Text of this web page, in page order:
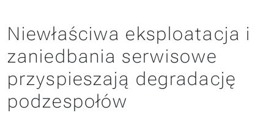
Niewłaściwa eksploatacja i
zaniedbania serwisowe
przyspieszają degradację
podzespołów